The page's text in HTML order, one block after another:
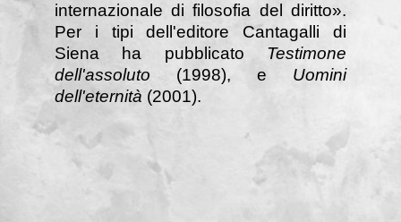
internazionale di filosofia del diritto».
Per i tipi dell'editore Cantagalli di
Siena ha pubblicato Testimone
dell'assoluto (1998), e Uomini
dell'eternità (2001).